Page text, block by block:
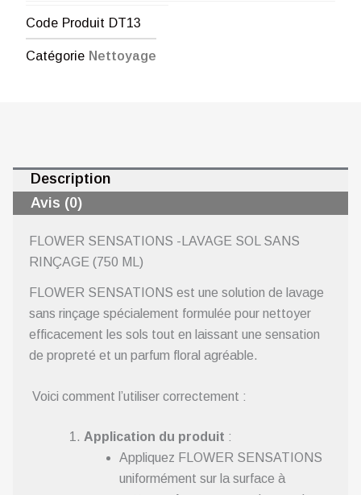
SANS
(750
Code Produit DT13
Catégorie Nettoyage
Description
Avis (0)
FLOWER SENSATIONS -LAVAGE SOL SANS
RINÇAGE (750 ML)
FLOWER SENSATIONS est une solution de lavage
sans rinçage spécialement formulée pour nettoyer
efficacement les sols tout en laissant une sensation
de propreté et un parfum floral agréable.
Voici comment l’utiliser correctement :
Application du produit :
Appliquez FLOWER SENSATIONS
uniformément sur la surface à